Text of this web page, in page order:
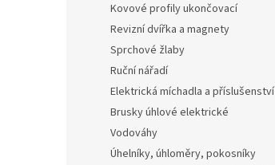
Kovové profily ukončovací
Revizní dvířka a magnety
Sprchové žlaby
Ruční nářadí
Elektrická míchadla a příslušenství
Brusky úhlové elektrické
Vodováhy
Úhelníky, úhloměry, pokosníky